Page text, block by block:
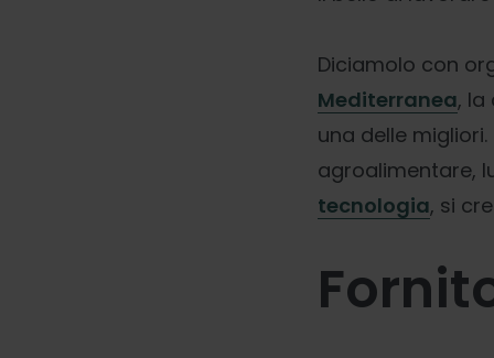
Diciamolo con
Mediterranea,
una delle
agroalimentare,
tecnologia, si